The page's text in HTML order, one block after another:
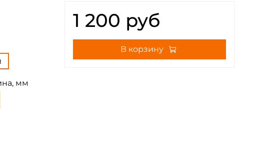
мм
1 200 руб
В корзину